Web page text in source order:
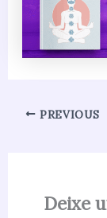
PREVIOUS
Deixe